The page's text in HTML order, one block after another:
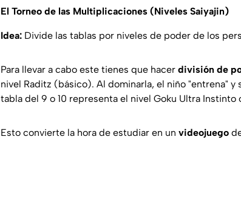
El Torneo de las Multiplicaciones (Niveles Saiyajin)
Idea: Divide las tablas por niveles de poder de los
Para llevar a cabo este tienes que hacer división de
nivel Raditz (básico). Al dominarla, el niño "entrena"
tabla del 9 o 10 representa el nivel Goku Ultra Instinto
Esto convierte la hora de estudiar en un videojuego